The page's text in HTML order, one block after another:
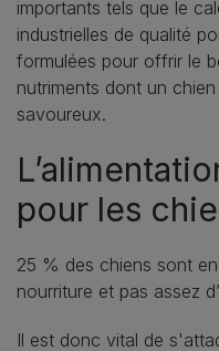
importants tels que le
industrielles de qualité
formulées pour offrir le
nutriments dont un
savoureux.
pour les
25 % des chiens sont
nourriture et pas assez
Il est donc vital de